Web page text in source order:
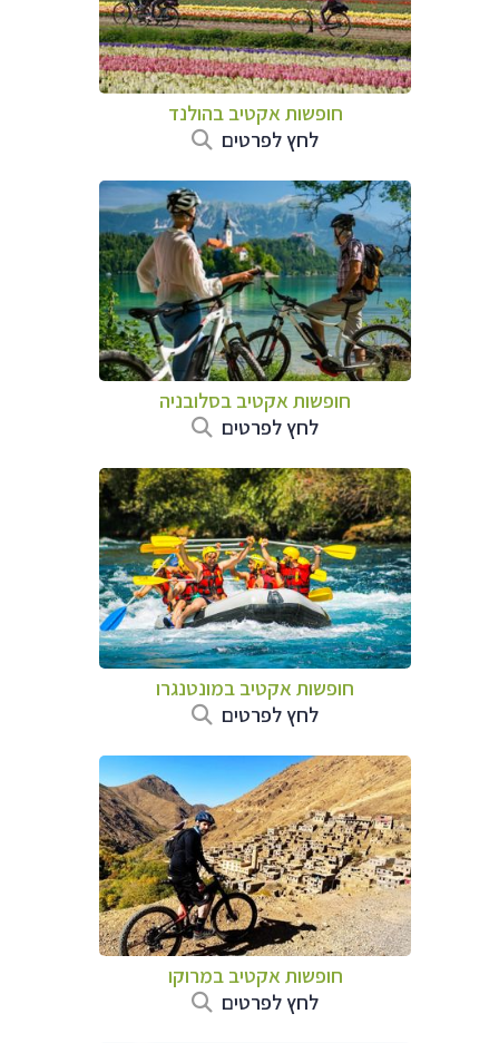
חופשות אקטיב בהולנד
לחץ לפרטים
חופשות אקטיב בסלובניה
לחץ לפרטים
חופשות אקטיב במונטנגרו
לחץ לפרטים
חופשות אקטיב במרוקו
לחץ לפרטים